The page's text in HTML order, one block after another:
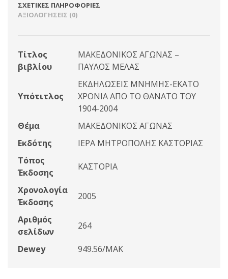
ΣΧΕΤΙΚΈΣ ΠΛΗΡΟΦΟΡΊΕΣ
ΑΞΙΟΛΟΓΉΣΕΙΣ (0)
Τίτλος
βιβλίου
ΜΑΚΕΔΟΝΙΚΟΣ ΑΓΩΝΑΣ –
ΠΑΥΛΟΣ ΜΕΛΑΣ
Υπότιτλος
ΕΚΔΗΛΩΣΕΙΣ ΜΝΗΜΗΣ-ΕΚΑΤΟ
ΧΡΟΝΙΑ ΑΠΟ ΤΟ ΘΑΝΑΤΟ ΤΟΥ
1904-2004
Θέμα
ΜΑΚΕΔΟΝΙΚΟΣ ΑΓΩΝΑΣ
Εκδότης
ΙΕΡΑ ΜΗΤΡΟΠΟΛΗΣ ΚΑΣΤΟΡΙΑΣ
Τόπος
Έκδοσης
ΚΑΣΤΟΡΙΑ
Χρονολογία
Έκδοσης
2005
Αριθμός
σελίδων
264
Dewey 949.56/ΜΑΚ